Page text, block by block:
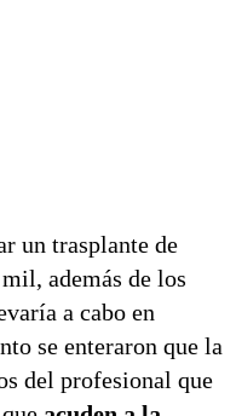
un trasplante de
además de los
a cabo en
se enteraron que la
del profesional que